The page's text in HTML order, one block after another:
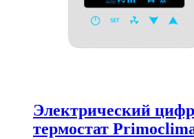
Электрический
термостат